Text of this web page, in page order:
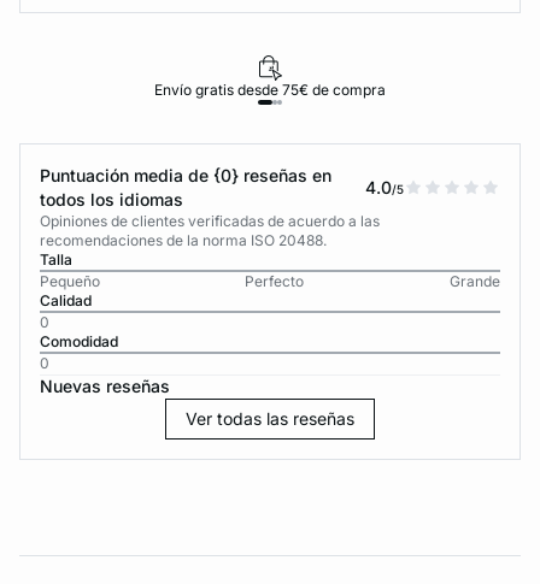
Envío gratis desde 75€ de compra
Puntuación media de {0} reseñas en
todos los idiomas
4.0/5
Opiniones de clientes verificadas de acuerdo a las
recomendaciones de la norma ISO 20488.
Talla
Pequeño
Perfecto
Grande
Calidad
0
Comodidad
0
Nuevas reseñas
Ver todas las reseñas